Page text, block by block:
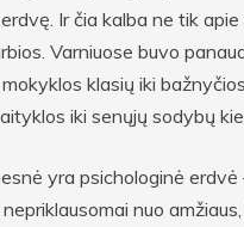
Ir čia kalba ne tik
Varniuose buvo
klasių iki
iki senųjų sodybų
yra psichologinė erdvė
nuo